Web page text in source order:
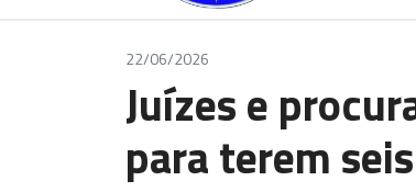
22/06/2026
Juízes e
para terem